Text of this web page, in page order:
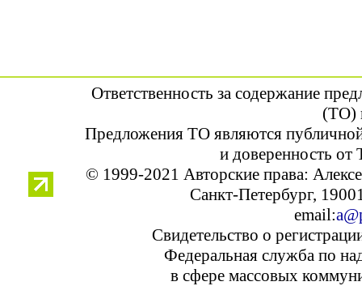
Ответственность за содержание
(ТО)
Предложения ТО являются
и доверенность от
© 1999-2021 Авторские права:
Санкт-Петербург,
email:
Свидетельство о
Федеральная служба по
в сфере массовых